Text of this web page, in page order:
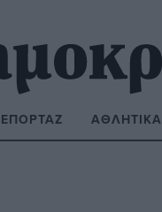
ΑΘΛΗΤΙΚΆ